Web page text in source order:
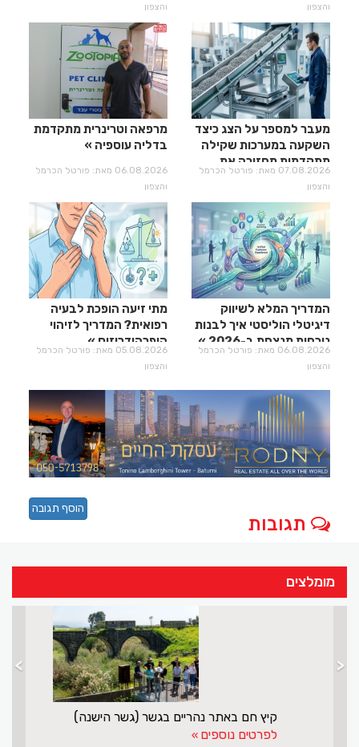
והצפון
והצפון
מעבר למספר על הצג כיצד
השקעה במערכות שקילה
מתקדמות מחזירה את
עצמה?
07.08.2026 מאת: פורטל הכרמל
והצפון
מרפאה וטרינרית מתקדמת
בדליה עוספיה
06.08.2026 מאת: פורטל הכרמל
והצפון
המדריך המלא לשיווק
דיגיטלי הוליסטי איך לבנות
נוכחות מנצחת ב-2026
06.08.2026 מאת: פורטל הכרמל
והצפון
מתי זיעה הופכת לבעיה
רפואית? המדריך לזיהוי
היפרהידרוזיס
05.08.2026 מאת: פורטל הכרמל
והצפון
תגובות
הוסף תגובה
מומלצים
מנסור אשקר עושה שליחות חשובה לישראל ולדרוזים
לפרטים נוספים
> <